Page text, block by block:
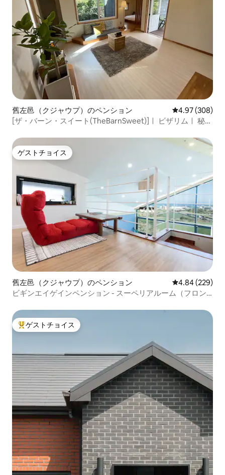
舊左邑（クジャウプ）のペンション レビュー308
4.97 (308)
[ザ・バーン・スイート(TheBarnSweet)]ㅣ ビザリムㅣ 秘密
ゲストチョイス
ゲストチョイス
舊左邑（クジャウプ）のペンション レビュー229
4.84 (229)
ビギンエイゲインペンション - スーペリアルーム（フロン
大好評のゲストチョイスです。
ゲストチョイス